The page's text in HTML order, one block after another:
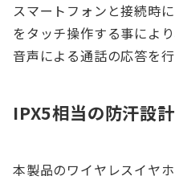
スマートフォンと接続時
をタッチ操作する事によ
音声による通話の応答を行
IPX5相当の防汗設計
本製品のワイヤレスイヤ